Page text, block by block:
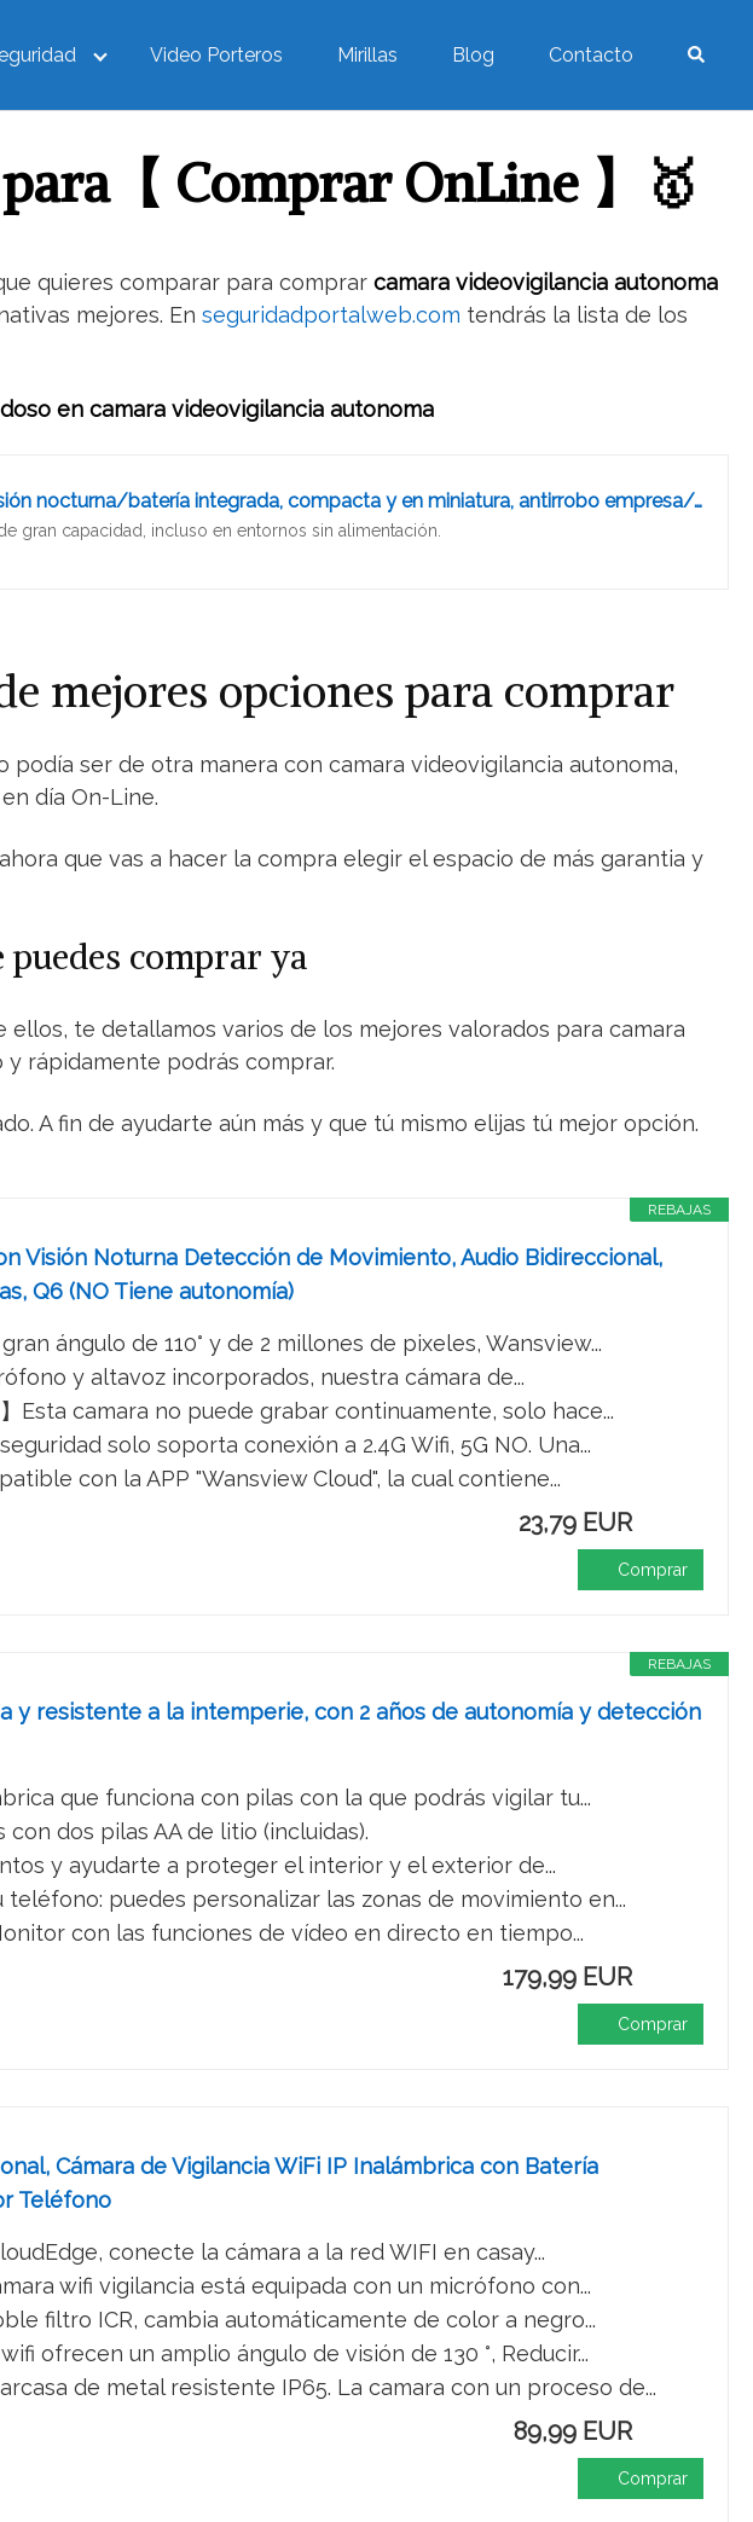
Video Porteros Mirillas Blog Contacto
【 Comprar OnLine 】🥇
quieres comparar para comprar camara videovigilancia autonoma
mejores. En seguridadportalweb.com tendrás la lista de los
en camara videovigilancia autonoma
Yunding - Cámara inteligente, conexión remota WiFi, detección de movimiento/visión nocturna/batería integrada, compacta y en miniatura, antirrobo empresa/asistencia infantil
gran capacidad, incluso en entornos sin alimentación.
mejores opciones para comprar
ser de otra manera con camara videovigilancia autonoma,
día On-Line.
que vas a hacer la compra elegir el espacio de más garantia y
puedes comprar ya
te detallamos varios de los mejores valorados para camara
rápidamente podrás comprar.
A fin de ayudarte aún más y que tú mismo elijas tú mejor opción.
REBAJAS
Visión Noturna Detección de Movimiento, Audio Bidireccional,
Q6 (NO Tiene autonomía)
ángulo de 110° y de 2 millones de pixeles, Wansview...
y altavoz incorporados, nuestra cámara de...
Esta camara no puede grabar continuamente, solo hace...
solo soporta conexión a 2.4G Wifi, 5G NO. Una...
con la APP "Wansview Cloud", la cual contiene...
23,79 EUR
Comprar
REBAJAS
y resistente a la intemperie, con 2 años de autonomía y detección
que funciona con pilas con la que podrás vigilar tu...
dos pilas AA de litio (incluidas).
y ayudarte a proteger el interior y el exterior de...
puedes personalizar las zonas de movimiento en...
con las funciones de vídeo en directo en tiempo...
179,99 EUR
Comprar
Cámara de Vigilancia WiFi IP Inalámbrica con Batería
Teléfono
conecte la cámara a la red WIFI en casay...
wifi vigilancia está equipada con un micrófono con...
filtro ICR, cambia automáticamente de color a negro...
ofrecen un amplio ángulo de visión de 130 °, Reducir...
de metal resistente IP65. La camara con un proceso de...
89,99 EUR
Comprar